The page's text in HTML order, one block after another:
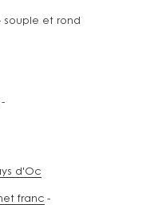
souple et rond
d'Oc
franc